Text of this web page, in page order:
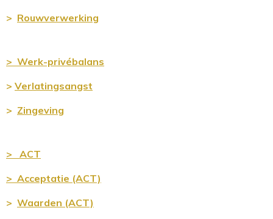
> Rouwverwerking
> Werk-privébalans
> Verlatingsangst
> Zingeving
> ACT
> Acceptatie (ACT)
> Waarden (ACT)